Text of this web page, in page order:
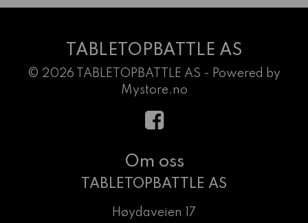
TABLETOPBATTLE AS
© 2026 TABLETOPBATTLE AS - Powered by
Mystore.no
Om oss
TABLETOPBATTLE AS
Høydaveien 17